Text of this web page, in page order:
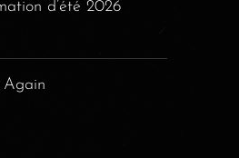
d’été 2026